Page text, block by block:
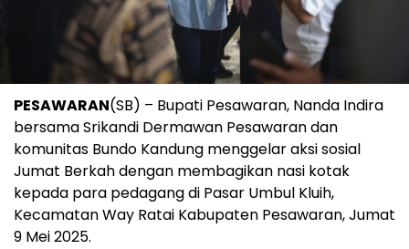
PESAWARAN(SB) – Bupati Pesawaran, Nanda Indira
bersama Srikandi Dermawan Pesawaran dan
komunitas Bundo Kandung menggelar aksi sosial
Jumat Berkah dengan membagikan nasi kotak
kepada para pedagang di Pasar Umbul Kluih,
Kecamatan Way Ratai Kabupaten Pesawaran, Jumat
9 Mei 2025.